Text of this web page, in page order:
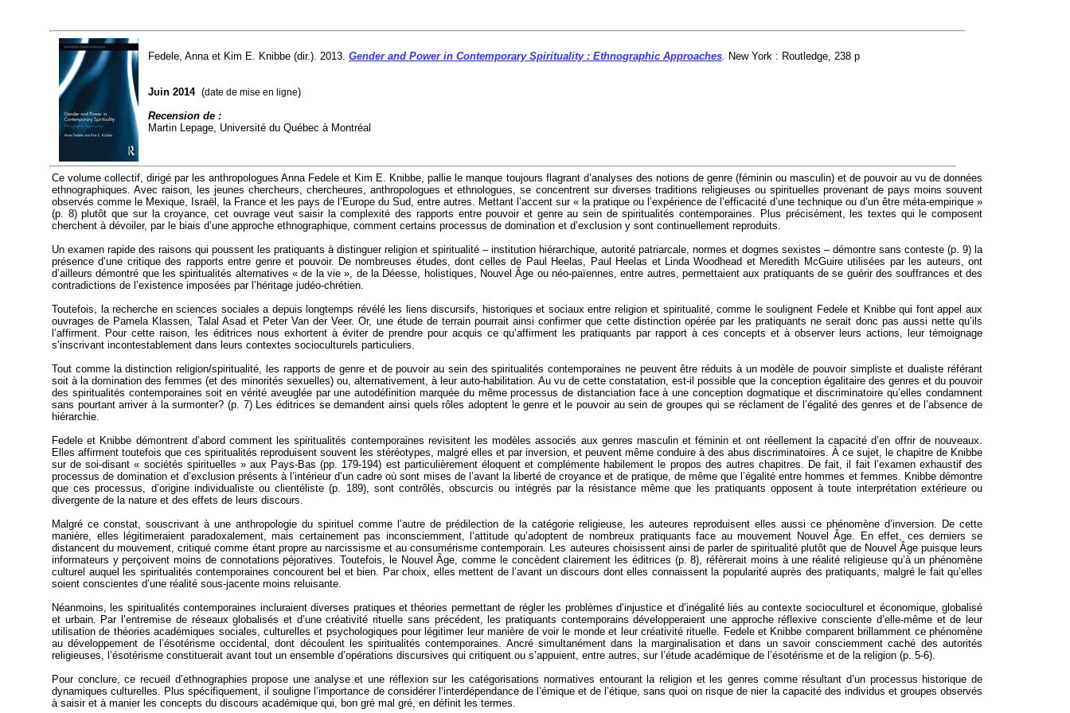
Fedele, Anna et Kim E. Knibbe (dir.). 2013. Gender and Power in Contemporary Spirituality : Ethnographic Approaches. New York : Routledge, 238 p
Juin 2014 (date de mise en ligne)
Recension de :
Martin Lepage, Université du Québec à Montréal
Ce volume collectif, dirigé par les anthropologues Anna Fedele et Kim E. Knibbe, pallie le manque toujours flagrant d’analyses des notions de genre (féminin ou masculin) et de pouvoir au vu de données
ethnographiques. Avec raison, les jeunes chercheurs, chercheures, anthropologues et ethnologues, se concentrent sur diverses traditions religieuses ou spirituelles provenant de pays moins souvent
observés comme le Mexique, Israël, la France et les pays de l’Europe du Sud, entre autres. Mettant l’accent sur « la pratique ou l’expérience de l’efficacité d’une technique ou d’un être méta-empirique »
(p. 8) plutôt que sur la croyance, cet ouvrage veut saisir la complexité des rapports entre pouvoir et genre au sein de spiritualités contemporaines. Plus précisément, les textes qui le composent
cherchent à dévoiler, par le biais d’une approche ethnographique, comment certains processus de domination et d’exclusion y sont continuellement reproduits.
Un examen rapide des raisons qui poussent les pratiquants à distinguer religion et spiritualité – institution hiérarchique, autorité patriarcale, normes et dogmes sexistes – démontre sans conteste (p. 9) la
présence d’une critique des rapports entre genre et pouvoir. De nombreuses études, dont celles de Paul
Heelas, Paul Heelas et LindaWoodhead et Meredith McGuireutilisées par les auteurs, ont
d’ailleurs démontré que les spiritualités alternatives « de la vie », de la Déesse, holistiques, Nouvel Âge ou néo-païennes, entre autres, permettaient aux pratiquants de se guérir des souffrances et des
contradictions de l’existence imposées par l’héritage judéo-chrétien.
Toutefois, la recherche en sciences sociales a depuis longtemps révélé les liens discursifs, historiques et sociaux entre religion et spiritualité, comme le soulignent Fedeleet Knibbe qui font appel aux
ouvrages de Pamela Klassen, Talal Asad et Peter Van derVeer. Or, une étude de terrain pourrait ainsi confirmer que cette distinction opérée par les pratiquants ne serait donc pas aussi nette qu’ils
l’affirment. Pour cette raison, les éditrices nous exhortent à éviter de prendre pour acquis ce qu’affirment les pratiquants par rapport à ces concepts et à observer leurs actions, leur témoignage
s’inscrivant incontestablement dans leurs contextes socioculturels particuliers.
Tout comme la distinction religion/spiritualité, les rapports de genre et de pouvoir au sein des spiritualités contemporaines ne peuvent être réduits à un modèle de pouvoir simpliste et dualiste référant
soit à la domination des femmes (et des minorités sexuelles) ou, alternativement, à leur auto-habilitation. Au vu de cette constatation, est-il possible que la conception égalitaire des genres et du pouvoir
des spiritualités contemporaines soit en vérité aveuglée par une autodéfinition marquée du même processus de distanciation face à une conception dogmatique et discriminatoire qu’elles condamnent
sans pourtant arriver à la surmonter? (p. 7) Les éditrices se demandent ainsi quels rôles adoptent le genre et le pouvoir au sein de groupes qui se réclament de l’égalité des genres et de l’absence de
hiérarchie.
Fedele et Knibbe démontrent d’abord comment les spiritualités contemporaines revisitent les modèles associés aux genres masculin et féminin et ont réellement la capacité d’en offrir de nouveaux.
Elles affirment toutefois que ces spiritualités reproduisent souvent les stéréotypes, malgré elles et par inversion, et peuvent même conduire à des abus discriminatoires. À ce sujet, le chapitre de Knibbe
sur de soi-disant « sociétés spirituelles » aux Pays-Bas (pp. 179-194) est particulièrement éloquent et complémente habilement le propos des autres chapitres. De fait, il fait l’examen exhaustif des
processus de domination et d’exclusion présents à l’intérieur d’un cadre où sont mises de l’avant la liberté de croyance et de pratique, de même que l’égalité entre hommes et femmes. Knibbe démontre
que ces processus, d’origine individualiste ou clientéliste (p. 189), sont contrôlés, obscurcis ou intégrés par la résistance même que les pratiquants opposent à toute interprétation extérieure ou
divergente de la nature et des effets de leurs discours.
Malgré ce constat, souscrivant à une anthropologie du spirituel comme l’autre de prédilection de la catégorie religieuse, les auteures reproduisent elles aussi ce phénomène d’inversion. De cette
manière, elles légitimeraient paradoxalement, mais certainement pas inconsciemment, l’attitude qu’adoptent de nombreux pratiquants face au mouvement Nouvel Âge. En effet, ces derniers se
distancent du mouvement, critiqué comme étant propre au narcissisme et au consumérisme contemporain. Les auteures choisissent ainsi de parler de spiritualité plutôt que de Nouvel Âge puisque leurs
informateurs y perçoivent moins de connotations péjoratives. Toutefois, le Nouvel Âge, comme le concèdent clairement les éditrices (p. 8), réfèrerait moins à une réalité religieuse qu’à un phénomène
culturel auquel les spiritualités contemporaines concourent bel et bien. Par choix, elles mettent de l’avant un discours dont elles connaissent la popularité auprès des pratiquants, malgré le fait qu’elles
soient conscientes d’une réalité sous-jacente moins reluisante.
Néanmoins, les spiritualités contemporaines incluraient diverses pratiques et théories permettant de régler les problèmes d’injustice et d’inégalité liés au contexte socioculturel et économique, globalisé
et urbain. Par l’entremise de réseaux globalisés et d’une créativité rituelle sans précédent, les pratiquants contemporains développeraient une approche réflexive consciente d’elle-même et de leur
utilisation de théories académiques sociales, culturelles et psychologiques pour légitimer leur manière de voir le monde et leur créativité rituelle. Fedeleet Knibbe comparent brillamment ce phénomène
au développement de l’ésotérisme occidental, dont découlent les spiritualités contemporaines. Ancré simultanément dans la marginalisation et dans un savoir consciemment caché des autorités
religieuses, l’ésotérisme constituerait avant tout un ensemble d’opérations discursives qui critiquent ou s’appuient, entre autres, sur l’étude académique de l’ésotérisme et de la religion (p. 5-6).
Pour conclure, ce recueil d’ethnographies propose une analyse et une réflexion sur les catégorisations normatives entourant la religion et les genres comme résultant d’un processus historique de
dynamiques culturelles. Plus spécifiquement, il souligne l’importance de considérer l’interdépendance de l’émique et de l’étique, sans quoi on risque de nier la capacité des individus et groupes observés
à saisir et à manier les concepts du discours académique qui, bon gré mal gré, en définit les termes.